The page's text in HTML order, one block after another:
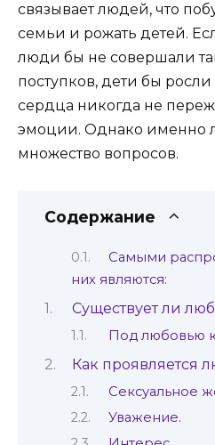
связывает людей, что
семьи и рожать детей.
люди бы не совершали
поступков, дети бы
сердца никогда не
эмоции. Однако именно
множество вопросов.
Содержание
Самыми
них являются:
Существует ли
Под любовью
Как проявляется
Сексуальное
Уважение.